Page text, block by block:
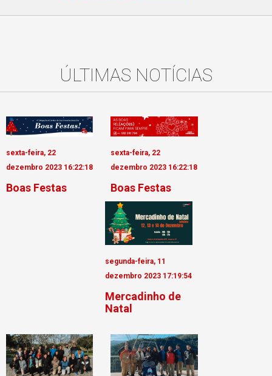
ÚLTIMAS NOTÍCIAS
sexta-feira, 22
dezembro 2023 16:22:18
Boas Festas
sexta-feira, 22
dezembro 2023 16:22:18
Boas Festas
segunda-feira, 11
dezembro 2023 17:19:54
Mercadinho de
Natal